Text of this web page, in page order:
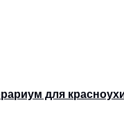
для